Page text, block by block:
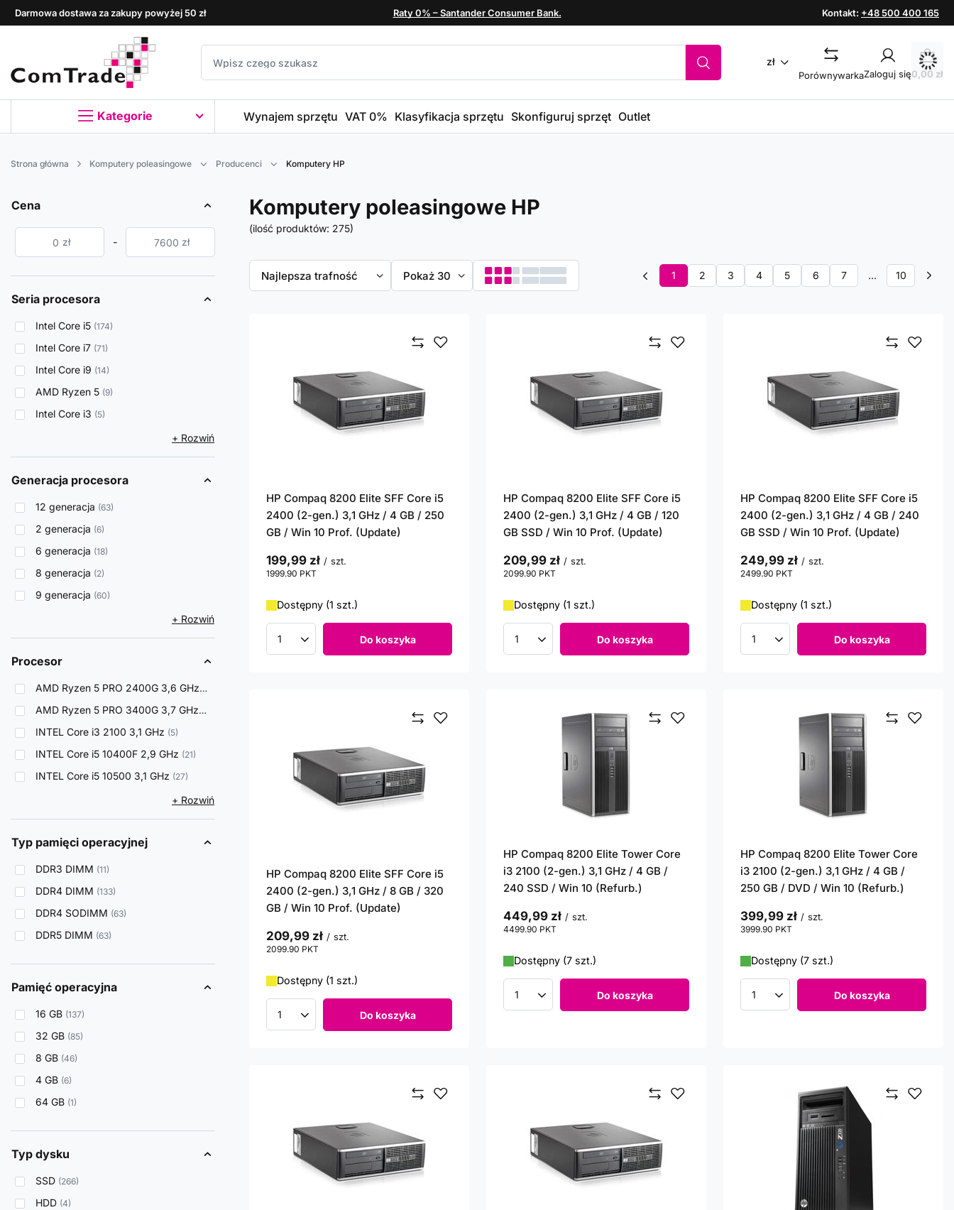
Darmowa dostawa za zakupy powyżej 50 zł Raty 0% – Santander Consumer Bank. Kontakt: +48 500 400 165
zł
PorównywarkaZaloguj się0,00 zł
Kategorie Wynajem sprzętu VAT 0% Klasyfikacja sprzętu Skonfiguruj sprzęt Outlet
Strona główna Komputery poleasingowe Producenci Komputery HP
Cena
zł - zł
Seria procesora
Intel Core i5 174
Intel Core i7 71
Intel Core i9 14
AMD Ryzen 5 9
Intel Core i3 5
+ Rozwiń
Generacja procesora
12 generacja 63
2 generacja 6
6 generacja 18
8 generacja 2
9 generacja 60
+ Rozwiń
Procesor
AMD Ryzen 5 PRO 2400G 3,6 GHz 6
AMD Ryzen 5 PRO 3400G 3,7 GHz 3
INTEL Core i3 2100 3,1 GHz 5
INTEL Core i5 10400F 2,9 GHz 21
INTEL Core i5 10500 3,1 GHz 27
+ Rozwiń
Typ pamięci operacyjnej
DDR3 DIMM 11
DDR4 DIMM 133
DDR4 SODIMM 63
DDR5 DIMM 63
Pamięć operacyjna
16 GB 137
32 GB 85
8 GB 46
4 GB 6
64 GB 1
Typ dysku
SSD 266
HDD 4
Komputery poleasingowe HP
(ilość produktów: 275)
Zmień sortowanie
Najlepsza trafność Zmień ilość wyświetlanych produktów
Pokaż 30 1 2 3 4 5 6 7 ... 10
HP Compaq 8200 Elite SFF Core i5
2400 (2-gen.) 3,1 GHz / 4 GB / 250
GB / Win 10 Prof. (Update)
199,99 zł / szt.
1999.90 PKT
Dostępny (1 szt.)
Ilość produktów Do koszyka
HP Compaq 8200 Elite SFF Core i5
2400 (2-gen.) 3,1 GHz / 4 GB / 120
GB SSD / Win 10 Prof. (Update)
209,99 zł / szt.
2099.90 PKT
Dostępny (1 szt.)
Ilość produktów Do koszyka
HP Compaq 8200 Elite SFF Core i5
2400 (2-gen.) 3,1 GHz / 4 GB / 240
GB SSD / Win 10 Prof. (Update)
249,99 zł / szt.
2499.90 PKT
Dostępny (1 szt.)
Ilość produktów Do koszyka
HP Compaq 8200 Elite SFF Core i5
2400 (2-gen.) 3,1 GHz / 8 GB / 320
GB / Win 10 Prof. (Update)
209,99 zł / szt.
2099.90 PKT
Dostępny (1 szt.)
Ilość produktów Do koszyka
HP Compaq 8200 Elite Tower Core
i3 2100 (2-gen.) 3,1 GHz / 4 GB /
240 SSD / Win 10 (Refurb.)
449,99 zł / szt.
4499.90 PKT
Dostępny (7 szt.)
Ilość produktów Do koszyka
HP Compaq 8200 Elite Tower Core
i3 2100 (2-gen.) 3,1 GHz / 4 GB /
250 GB / DVD / Win 10 (Refurb.)
399,99 zł / szt.
3999.90 PKT
Dostępny (7 szt.)
Ilość produktów Do koszyka